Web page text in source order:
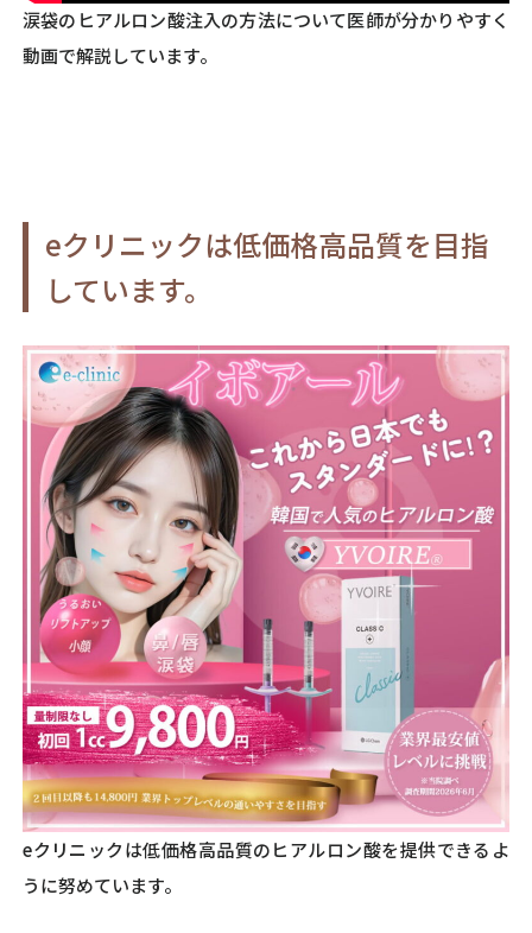
涙袋のヒアルロン酸注入の方法について医師が分かりやすく
動画で解説しています。
eクリニックは低価格高品質を目指
しています。
eクリニックは低価格高品質のヒアルロン酸を提供できるよ
うに努めています。